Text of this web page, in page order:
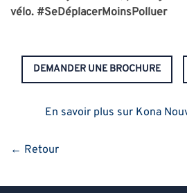
vélo. #SeDéplacerMoinsPolluer
DEMANDER UNE BROCHURE
En savoir plus sur Kona
← Retour